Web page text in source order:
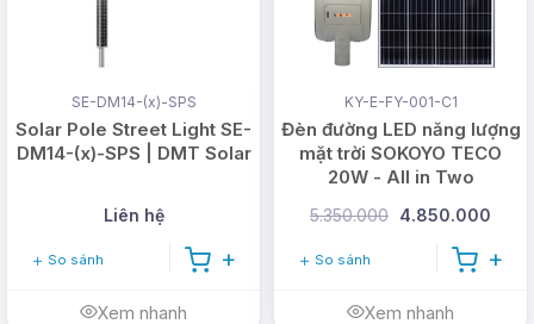
SE-DM14-(x)-SPS
Solar Pole Street Light SE-
DM14-(x)-SPS | DMT Solar
Liên hệ
So sánh
Xem nhanh
KY-E-FY-001-C1
Đèn đường LED năng lượng
mặt trời SOKOYO TECO
20W - All in Two
5.350.000 4.850.000
So sánh
Xem nhanh